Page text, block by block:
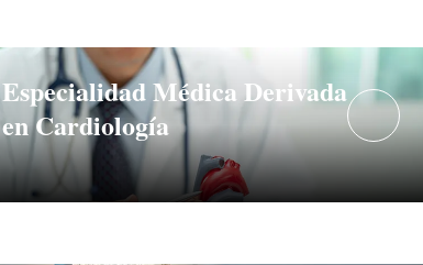
Especialidad Médica Derivada
en Cardiología